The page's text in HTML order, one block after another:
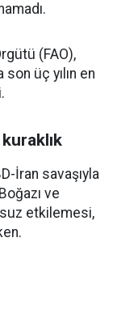
(FAO),
üç yılın en
İran savaşıyla
ve
etkilemesi,